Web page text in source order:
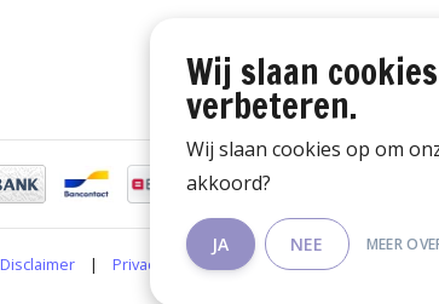
Disclaimer | Privacy Policy RSS Feed
Wij slaan
verbeteren.
Wij slaan cookies op om
akkoord?
JA NEE MEER